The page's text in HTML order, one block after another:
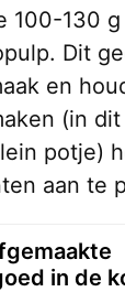
100-130
Dit
en
(in
potje)
aan te
in de